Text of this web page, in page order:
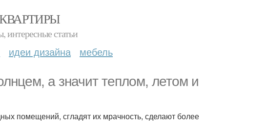
интересные статьи
идеи дизайна мебель
а значит теплом, летом и
помещений, сгладят их мрачность, сделают более